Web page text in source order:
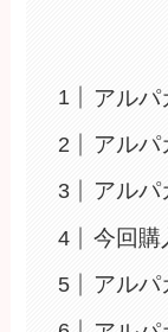
アルパ
アルパ
アルパ
今回購
アルパ